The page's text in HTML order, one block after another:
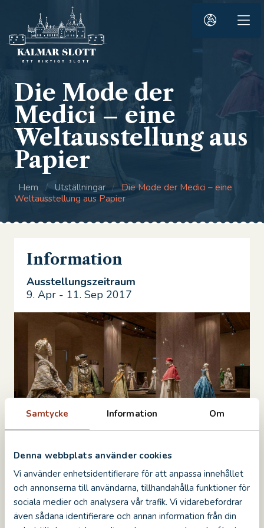
Samtycke Information Om
Denna webbplats använder cookies
Vi använder enhetsidentifierare för att anpassa innehållet
och annonserna till användarna, tillhandahålla funktioner för
sociala medier och analysera vår trafik. Vi vidarebefordrar
även sådana identifierare och annan information från din
Die Mode der
Medici – eine
Weltausstellung aus
Papier
Hem / Utställningar / Die Mode der Medici – eine
Weltausstellung aus Papier
Willkommen in einer Zauberwelt aus
Papier! Die belgische Künstlerin Isabelle de
Borchgrave gestaltet handbemalte
Kleidung aus Papier mit einem
authentischen Bezug zu Geschichte und
Information
Ausstellungszeitraum
9. Apr - 11. Sep 2017